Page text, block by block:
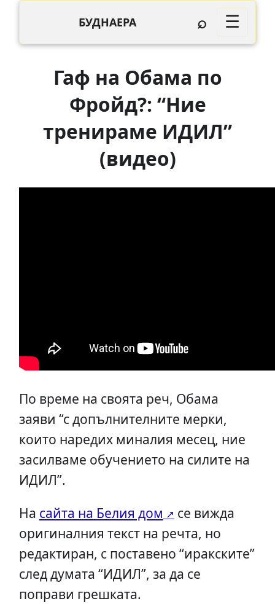
БУДНАЕРА ⌕ ☰
Гаф на Обама по
Фройд?: “Ние
тренираме ИДИЛ”
(видео)
По време на своята реч, Обама
заяви “с допълнителните мерки,
които наредих миналия месец, ние
засилваме обучението на силите на
ИДИЛ”.
На сайта на Белия дом
се вижда
оригиналния текст на речта, но
редактиран, с поставено “иракските”
след думата “ИДИЛ”, за да се
поправи грешката.